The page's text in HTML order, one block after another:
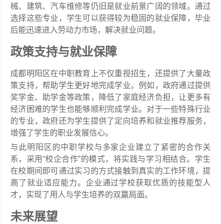
械、建筑、汽车维修等仍旧是就业前景广阔的领域。通过
选择这些专业，学生可以获得较为稳固的就业保障，毕业
后能迅速进入劳动力市场，解决就业问题。
政策支持与就业保障
成都明阳区在中职教育上不仅重视招生，还提供了大量政
策支持，帮助学生更好地完成学业。例如，政府通过提供
奖学金、助学金等政策，降低了家庭经济负担，让更多有
经济困难的学生也能够顺利完成学业。对于一些特殊行业
的专业，政府还为学生提供了定向培养和就业推荐服务，
增强了学生的职业发展信心。
与此明阳区的中职学校与多家企业建立了紧密的合作关
系，采用“校企合作”的模式，将实践与学习相结合。学生
在校期间即可通过实习的方式接触到真实的工作环境，提
高了就业适应能力。企业通过学校获取优质的技能型人
才，实现了用人与学生培养的双赢局面。
未来展望